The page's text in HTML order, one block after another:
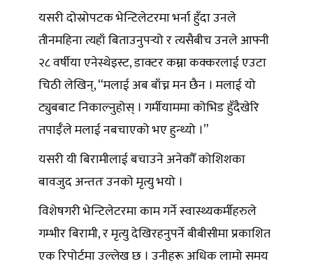
यसरी दोस्रोपटक भेन्टिलेटरमा भर्ना हुँदा उनले
तीनमहिना त्यहाँ बिताउनुपर्‍यो र त्यसैबीच उनले आफ्नी
२८ वर्षीया एनेस्थेइस्ट, डाक्टर कम्ना कक्करलाई एउटा
चिठी लेखिन्, “मलाई अब बाँच्न मन छैन । मलाई यो
ट्युबबाट निकाल्नुहोस् । गर्मीयाममा कोभिड हुँदैखेरि
तपाईँले मलाई नबचाएको भए हुन्थ्यो ।”
यसरी यी बिरामीलाई बचाउने अनेकौँ कोशिशका
बावजुद अन्ततः उनको मृत्यु भयो ।
विशेषगरी भेन्टिलेटरमा काम गर्ने स्वास्थ्यकर्मीहरुले
गम्भीर बिरामी, र मृत्यु देखिरहनुपर्ने बीबीसीमा प्रकाशित
एक रिपोर्टमा उल्लेख छ । उनीहरू अधिक लामो समय